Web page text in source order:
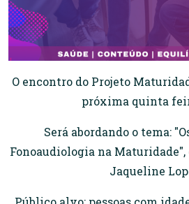
O encontro do Projeto
próxima quinta
Será abordando o tema:
Fonoaudiologia na
Jaqueline